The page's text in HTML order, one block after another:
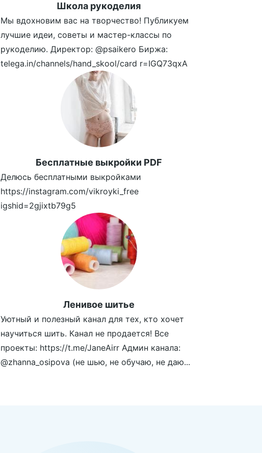
Школа рукоделия
Мы вдохновим вас на творчество! Публикуем
лучшие идеи, советы и мастер-классы по
рукоделию. Директор: @psaikero Биржа:
telega.in/channels/hand_skool/card r=IGQ73qxA
Бесплатные выкройки PDF
Делюсь бесплатными выкройками
https://instagram.com/vikroyki_free
igshid=2gjixtb79g5
Ленивое шитье
Уютный и полезный канал для тех, кто хочет
научиться шить. Канал не продается! Все
проекты: https://t.me/JaneAirr Админ канала:
@zhanna_osipova (не шью, не обучаю, не даю...